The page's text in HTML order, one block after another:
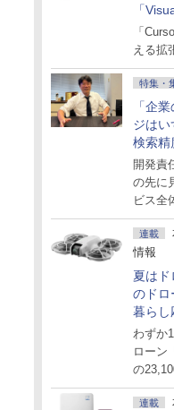
「
にも開
「
える拡
特集・
「企
ジはい
検索精
た「
OSS
指す
開発責
の先に
ビス全
連載
情報
夏はド
のドロ
暮らし
わずか
ローン
の
連載